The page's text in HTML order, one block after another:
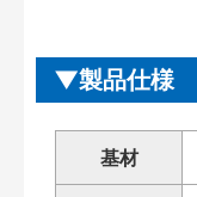
製品仕様
基材